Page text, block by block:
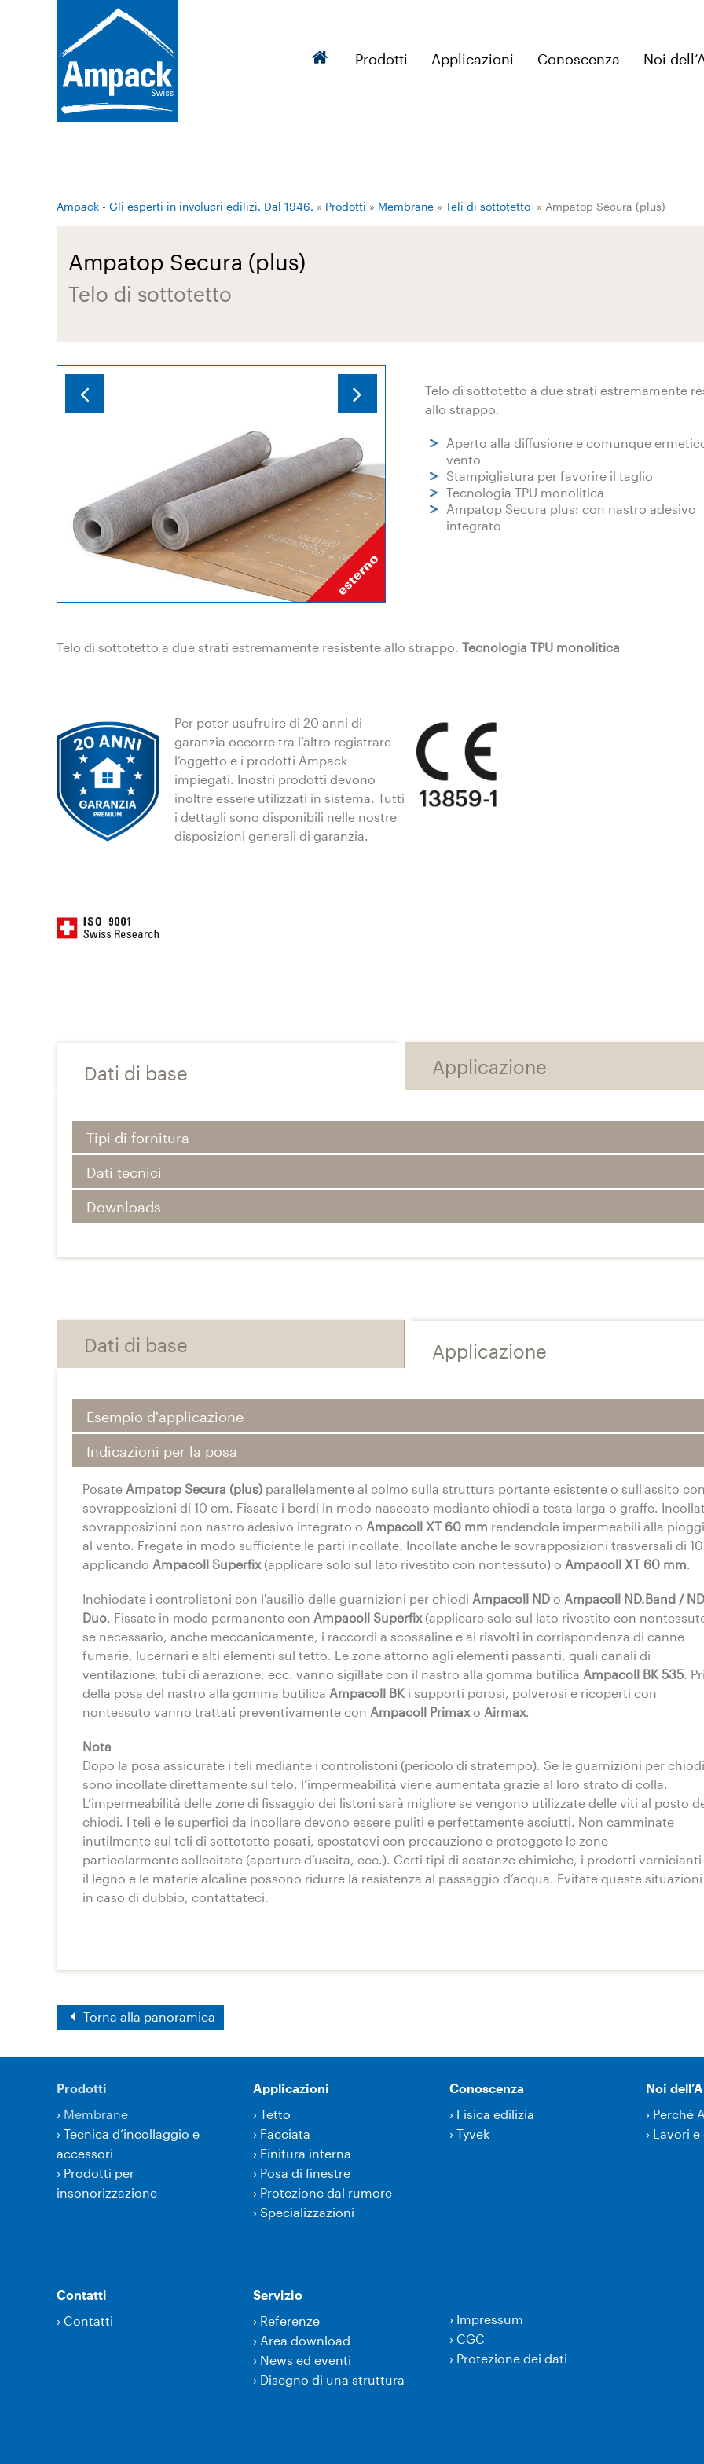
Prodotti Applicazioni Conoscenza Noi
Ampack - Gli esperti in involucri edilizi. Dal 1946. » Prodotti » Membrane » Teli di sottotetto » Ampatop Secura (plus)
Ampatop Secura (plus)
Telo di sottotetto
Telo di sottotetto a due strati estremamente
allo strappo.
Aperto alla diffusione e comunque
vento
Stampigliatura per favorire il taglio
Tecnologia TPU monolitica
Ampatop Secura plus: con nastro adesivo
integrato
Telo di sottotetto a due strati estremamente resistente allo strappo. Tecnologia TPU monolitica
Per poter usufruire di 20 anni di
garanzia occorre tra l‘altro registrare
l’oggetto e i prodotti Ampack
impiegati. Inostri prodotti devono
inoltre essere utilizzati in sistema. Tutti
i dettagli sono disponibili nelle nostre
disposizioni generali di garanzia.
Dati di base Applicazione
Tipi di fornitura
Dati tecnici
Downloads
Dati di base Applicazione
Esempio d'applicazione
Indicazioni per la posa
Posate Ampatop Secura (plus) parallelamente al colmo sulla struttura portante esistente o sull'assito con
sovrapposizioni di 10 cm. Fissate i bordi in modo nascosto mediante chiodi a testa larga o graffe.
sovrapposizioni con nastro adesivo integrato o Ampacoll XT 60 mm rendendole impermeabili alla
al vento. Fregate in modo sufficiente le parti incollate. Incollate anche le sovrapposizioni trasversali di
applicando Ampacoll Superfix(applicare solo sul lato rivestito con nontessuto) o Ampacoll XT 60 mm
Inchiodate i controlistoni con l'ausilio delle guarnizioni per chiodi Ampacoll NDo Ampacoll ND.Band / ND
Duo. Fissate in modo permanente con Ampacoll Superfix(applicare solo sul lato rivestito con
se necessario, anche meccanicamente, i raccordi a scossaline e ai risvolti in corrispondenza di canne
fumarie, lucernari e alti elementi sul tetto. Le zone attorno agli elementi passanti, quali canali di
ventilazione, tubi di aerazione, ecc. vanno sigillate con il nastro alla gomma butilica Ampacoll BK 535.
della posa del nastro alla gomma butilica Ampacoll BKi supporti porosi, polverosi e ricoperti con
nontessuto vanno trattati preventivamente con Ampacoll Primaxo Airmax.
Nota
Dopo la posa assicurate i teli mediante i controlistoni (pericolo di stratempo). Se le guarnizioni per chiodi
sono incollate direttamente sul telo, l’impermeabilità viene aumentata grazie al loro strato di colla.
L’impermeabilità delle zone di fissaggio dei listoni sarà migliore se vengono utilizzate delle viti al posto
chiodi. I teli e le superfici da incollare devono essere puliti e perfettamente asciutti. Non camminate
inutilmente sui teli di sottotetto posati, spostatevi con precauzione e proteggete le zone
particolarmente sollecitate (aperture d’uscita, ecc.). Certi tipi di sostanze chimiche, i prodotti vernicianti
il legno e le materie alcaline possono ridurre la resistenza al passaggio d’acqua. Evitate queste situazioni
in caso di dubbio, contattateci.
Torna alla panoramica
Prodotti
› Membrane
› Tecnica d’incollaggio e
accessori
› Prodotti per
insonorizzazione
Applicazioni
› Tetto
› Facciata
› Finitura interna
› Posa di finestre
› Protezione dal rumore
› Specializzazioni
Conoscenza
› Fisica edilizia
› Tyvek
Noi
› Perché
› Lavori e
Contatti
› Contatti
Servizio
› Referenze
› Area download
› News ed eventi
› Disegno di una struttura
› Impressum
› CGC
› Protezione dei dati